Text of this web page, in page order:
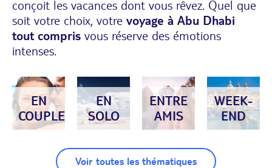
conçoit les vacances dont vous rêvez. Quel que
soit votre choix, votre voyage à Abu Dhabi
tout compris vous réserve des émotions
intenses.
EN
COUPLE
EN
SOLO
ENTRE
AMIS
WEEK-
END
Voir toutes les thématiques